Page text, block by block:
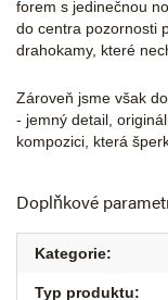
forem s jedinečnou
do centra pozornosti
drahokamy, které
Zároveň jsme však
- jemný detail,
kompozici, která
Doplňkové
Kategorie:
Typ produktu: